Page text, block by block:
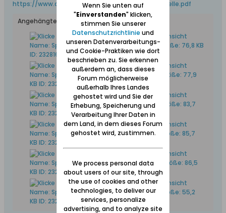
https://www.danzig.de/download/VonSp...nerKapelle.pdf
Angehängte Dateien
Wenn Sie unten auf
"Einverstanden" klicken,
stimmen Sie unserer
Datenschutzrichtlinie und
unseren Datenverarbeitungs-
und Cookie-Praktiken wie dort
beschrieben zu. Sie erkennen
außerdem an, dass dieses
Forum möglicherweise
außerhalb Ihres Landes
gehostet wird und Sie der
Erhebung, Speicherung und
Verarbeitung Ihrer Daten in
dem Land, in dem dieses Forum
gehostet wird, zustimmen.
We process personal data
about users of our site, through
the use of cookies and other
technologies, to deliver our
services, personalize
advertising, and to analyze site